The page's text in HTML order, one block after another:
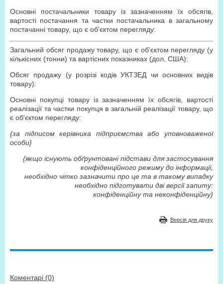
Основні постачальники товару із зазначенням їх обсягів,
вартості постачання та частки постачальника в загальному
постачанні товару, що є об'єктом перегляду:
Загальний обсяг продажу товару, що є об'єктом перегляду (у
кількісних (тонни) та вартісних показниках (дол. США):
Обсяг продажу (у розрізі кодів УКТЗЕД чи основних видів
товару):
Основні покупці товару із зазначенням їх обсягів, вартості
реалізації та частки покупця в загальній реалізації товару, що
є об'єктом перегляду:
{за підписом керівника підприємства або уповноваженої
особи}
{якщо існують обґрунтовані підстави для застосування
конфіденційного режиму до інформації,
необхідно чітко зазначити про це та в такому випадку
необхідно підготувати дві версії запиту:
конфіденційну та неконфіденційну}
Версія для друку
Коментарі (0)